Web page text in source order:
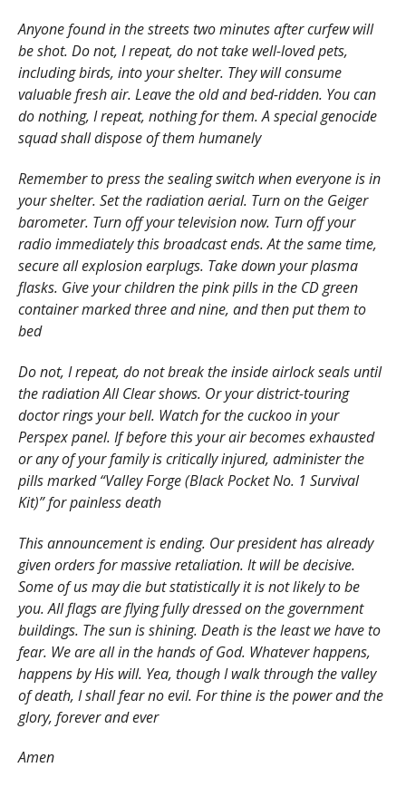
Anyone found in the streets two minutes after curfew will
be shot. Do not, I repeat, do not take well-loved pets,
including birds, into your shelter. They will consume
valuable fresh air. Leave the old and bed-ridden. You can
do nothing, I repeat, nothing for them. A special genocide
squad shall dispose of them humanely
Remember to press the sealing switch when everyone is in
your shelter. Set the radiation aerial. Turn on the Geiger
barometer. Turn off your television now. Turn off your
radio immediately this broadcast ends. At the same time,
secure all explosion earplugs. Take down your plasma
flasks. Give your children the pink pills in the CD green
container marked three and nine, and then put them to
bed
Do not, I repeat, do not break the inside airlock seals until
the radiation All Clear shows. Or your district-touring
doctor rings your bell. Watch for the cuckoo in your
Perspex panel. If before this your air becomes exhausted
or any of your family is critically injured, administer the
pills marked “Valley Forge (Black Pocket No. 1 Survival
Kit)” for painless death
This announcement is ending. Our president has already
given orders for massive retaliation. It will be decisive.
Some of us may die but statistically it is not likely to be
you. All flags are flying fully dressed on the government
buildings. The sun is shining. Death is the least we have to
fear. We are all in the hands of God. Whatever happens,
happens by His will. Yea, though I walk through the valley
of death, I shall fear no evil. For thine is the power and the
glory, forever and ever
Amen